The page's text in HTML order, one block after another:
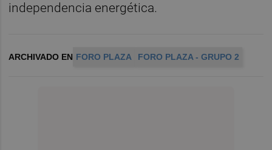
independencia energética.
ARCHIVADO EN FORO PLAZA FORO PLAZA - GRUPO 2